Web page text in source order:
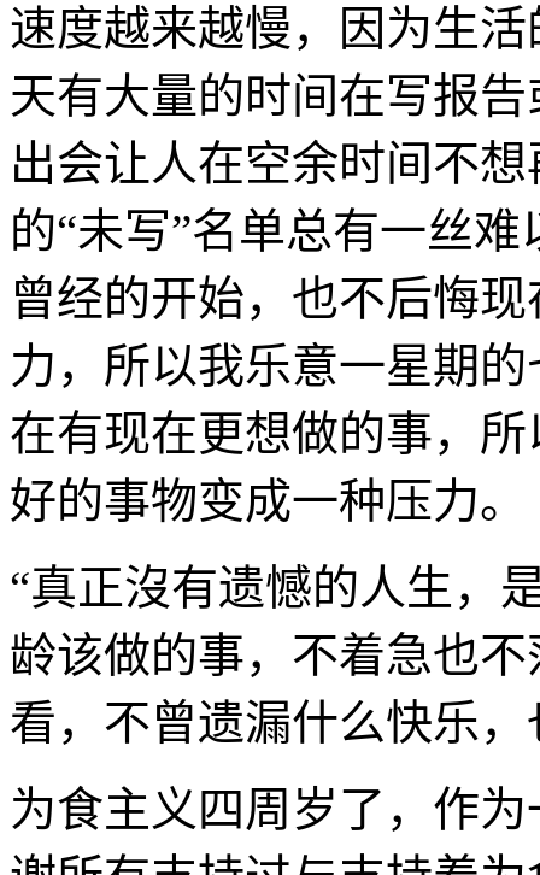
速度越来越慢，因为生
天有大量的时间在写报
出会让人在空余时间不
的“未写”名单总有一丝
曾经的开始，也不后悔
力，所以我乐意一星期
在有现在更想做的事，
好的事物变成一种压力。
“真正沒有遗憾的人生，
龄该做的事，不着急也
看，不曾遗漏什么快乐
为食主义四周岁了，作